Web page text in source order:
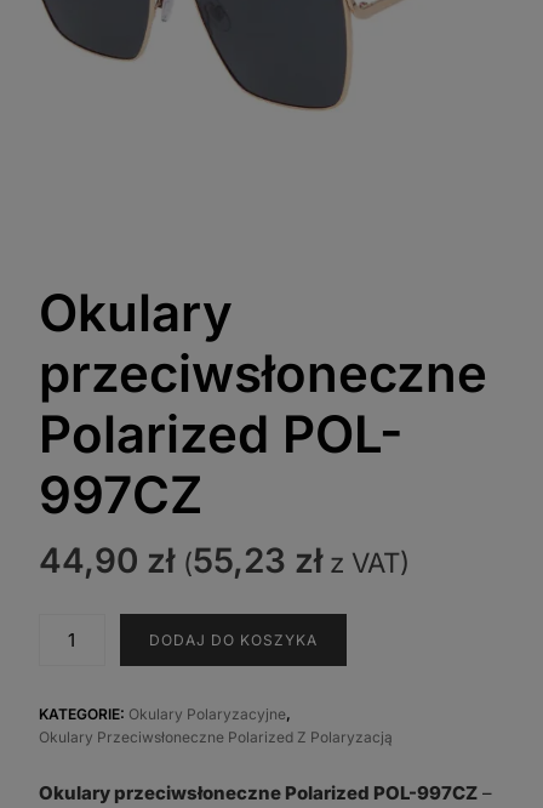
Okulary
przeciwsłoneczne
Polarized POL-
997CZ
44,90 zł (55,23 złz VAT)
Polarized
POL-
DODAJ DO KOSZYKA
KATEGORIE: Okulary Polaryzacyjne,
Okulary Przeciwsłoneczne Polarized Z Polaryzacją
Okulary przeciwsłoneczne Polarized POL-997CZ–